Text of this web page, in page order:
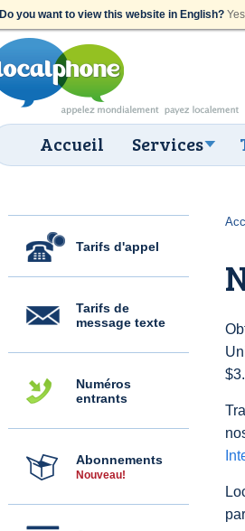
Do you want to view this website in English?
Accueil Services
Tarifs d'appel
Tarifs de
message texte
Numéros
entrants
Abonnements
Nouveau!